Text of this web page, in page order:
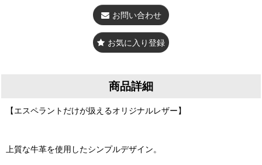
お問い合わせ
お気に入り登録
商品詳細
【エスペラントだけが扱えるオリジナルレザー】
上質な牛革を使用したシンプルデザイン。